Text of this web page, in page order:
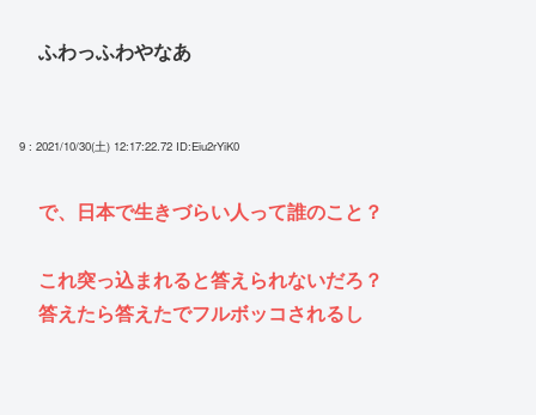
ふわっふわやなあ
9 : 2021/10/30(土) 12:17:22.72 ID:Eiu2rYiK0
で、日本で生きづらい人って誰のこと？
これ突っ込まれると答えられないだろ？
答えたら答えたでフルボッコされるし